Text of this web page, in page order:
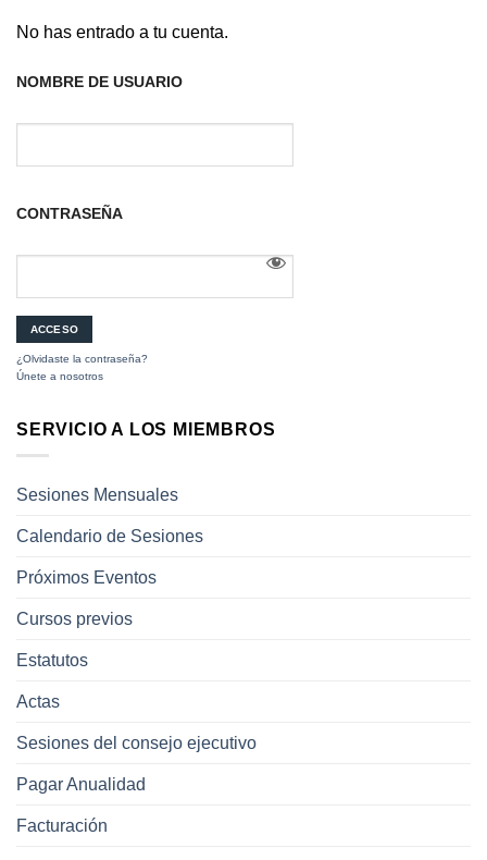
No has entrado a tu cuenta.
NOMBRE DE USUARIO
CONTRASEÑA
¿Olvidaste la contraseña?
Únete a nosotros
SERVICIO A LOS MIEMBROS
Sesiones Mensuales
Calendario de Sesiones
Próximos Eventos
Cursos previos
Estatutos
Actas
Sesiones del consejo ejecutivo
Pagar Anualidad
Facturación